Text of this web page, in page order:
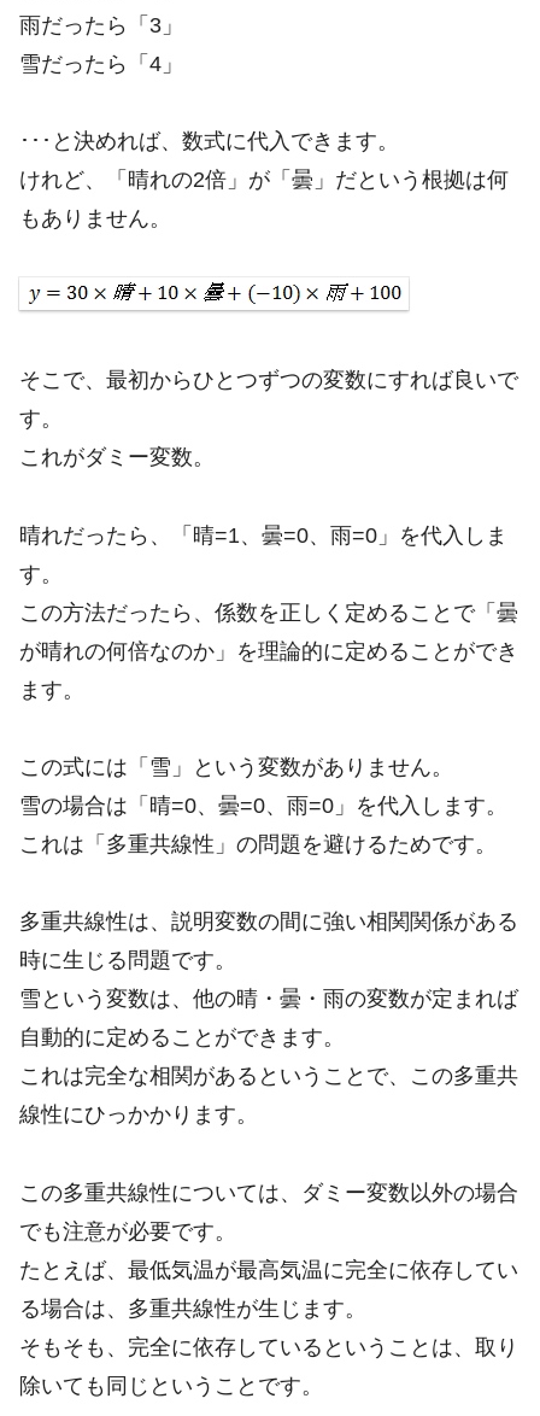
雨だったら「3」
雪だったら「4」
･･･と決めれば、数式に代入できます。
けれど、「晴れの2倍」が「曇」だという根拠は何
もありません。
そこで、最初からひとつずつの変数にすれば良いで
す。
これがダミー変数。
晴れだったら、「晴=1、曇=0、雨=0」を代入しま
す。
この方法だったら、係数を正しく定めることで「曇
が晴れの何倍なのか」を理論的に定めることができ
ます。
この式には「雪」という変数がありません。
雪の場合は「晴=0、曇=0、雨=0」を代入します。
これは「多重共線性」の問題を避けるためです。
多重共線性は、説明変数の間に強い相関関係がある
時に生じる問題です。
雪という変数は、他の晴・曇・雨の変数が定まれば
自動的に定めることができます。
これは完全な相関があるということで、この多重共
線性にひっかかります。
この多重共線性については、ダミー変数以外の場合
でも注意が必要です。
たとえば、最低気温が最高気温に完全に依存してい
る場合は、多重共線性が生じます。
そもそも、完全に依存しているということは、取り
除いても同じということです。